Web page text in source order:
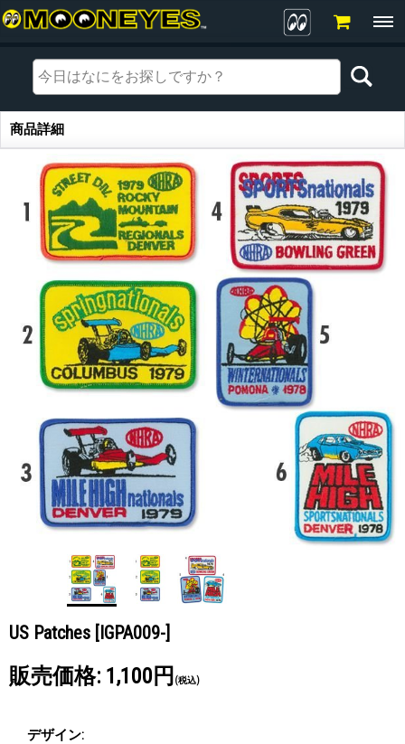
商品詳細
商品詳細
US Patches [IGPA009-]
販売価格: 1,100円 (税込)
デザイン: